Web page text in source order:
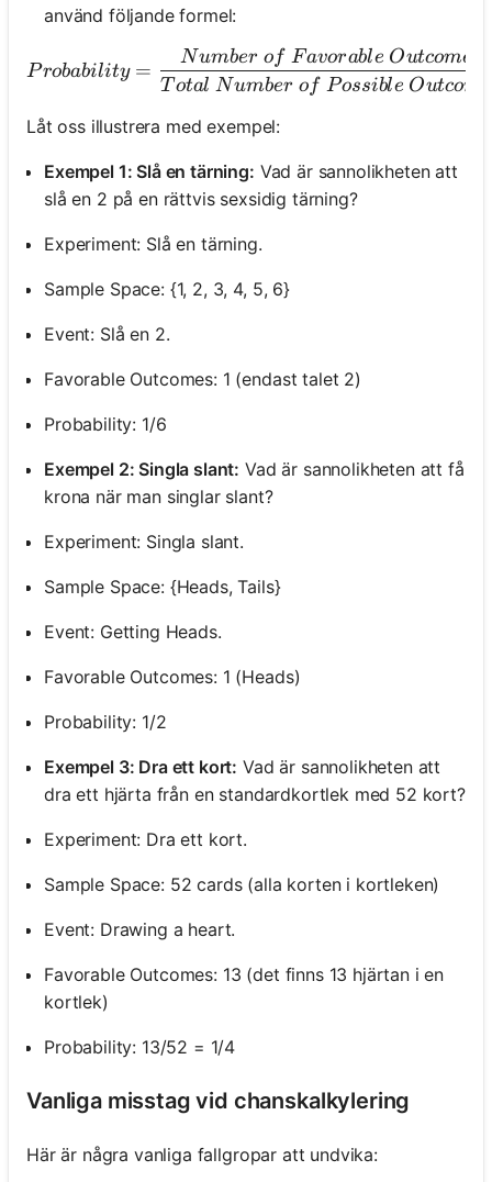
använd följande formel:
Probability =
Probability =
Total Number of Possible Outcom
Number of Favorable Outcomes
Låt oss illustrera med exempel:
Exempel 1: Slå en tärning: Vad är sannolikheten att
slå en 2 på en rättvis sexsidig tärning?
Experiment: Slå en tärning.
Sample Space: {1, 2, 3, 4, 5, 6}
Event: Slå en 2.
Favorable Outcomes: 1 (endast talet 2)
Probability: 1/6
Exempel 2: Singla slant: Vad är sannolikheten att få
krona när man singlar slant?
Experiment: Singla slant.
Sample Space: {Heads, Tails}
Event: Getting Heads.
Favorable Outcomes: 1 (Heads)
Probability: 1/2
Exempel 3: Dra ett kort: Vad är sannolikheten att
dra ett hjärta från en standardkortlek med 52 kort?
Experiment: Dra ett kort.
Sample Space: 52 cards (alla korten i kortleken)
Event: Drawing a heart.
Favorable Outcomes: 13 (det finns 13 hjärtan i en
kortlek)
Probability: 13/52 = 1/4
Vanliga misstag vid chanskalkylering
Här är några vanliga fallgropar att undvika: